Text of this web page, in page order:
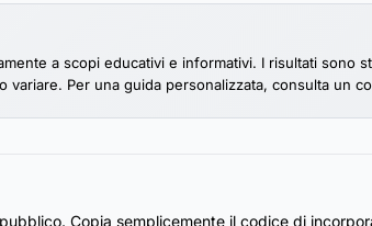
a scopi educativi e informativi. I risultati
variare. Per una guida personalizzata, consulta
Copia semplicemente il codice di